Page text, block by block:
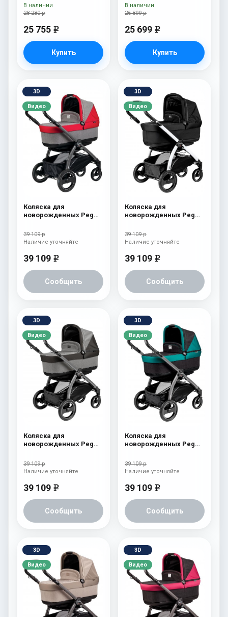
28 280 р
25 755 e
Купить
В наличии
26 899 р
25 699 e
Купить
В наличии
3D
Видео
Коляска для
новорожденных Peg
(шасси Jet) Tulip
39 109 р
39 109 e
Сообщить
Наличие уточняйте
3D
Видео
Коляска для
новорожденных Peg
(шасси Jet) Onyx
39 109 р
39 109 e
Сообщить
Наличие уточняйте
3D
Видео
Коляска для
новорожденных Peg
(шасси Jet) atmosphere
39 109 р
39 109 e
Сообщить
Наличие уточняйте
3D
Видео
Коляска для
новорожденных Peg
(шасси Jet)
aquamarine
39 109 р
39 109 e
Сообщить
Наличие уточняйте
3D
Видео
3D
Видео